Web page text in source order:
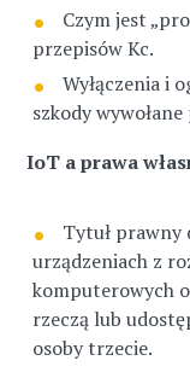
Czym jest
przepisów Kc.
Wyłączenia i
szkody
IoT a prawa
Tytuł prawny
urządzeniach z
komputerowych
rzeczą lub
osoby trzecie.